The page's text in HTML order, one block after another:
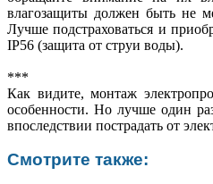
влагозащиты должен быть не
Лучше подстраховаться и
IP56 (защита от струи воды).
***
Как видите, монтаж
особенности. Но лучше один
впоследствии пострадать от
Смотрите также: